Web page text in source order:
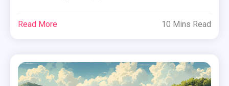
Read More 10 Mins Read